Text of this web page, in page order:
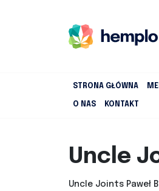
STRONA GŁÓWNA
O NAS KONTAKT
Uncle
Uncle Joints Paweł